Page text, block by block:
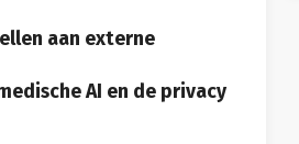
aan externe
AI en de privacy